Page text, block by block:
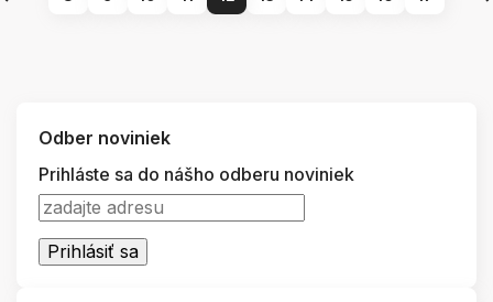
Odber noviniek
Prihláste sa do nášho odberu noviniek